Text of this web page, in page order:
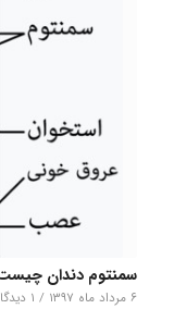
سمنتوم دندان
۶ مرداد ماه ۱۳۹۷ / ۱ دیدگاه